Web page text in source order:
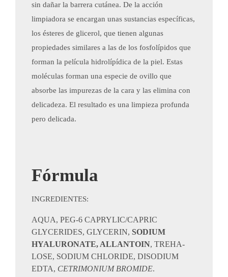
sin dañar la barrera cutánea. De la acción
limpiadora se encargan unas sustancias específicas,
los ésteres de glicerol, que tienen algunas
propiedades similares a las de los fosfolípidos que
forman la película hidrolípídica de la piel. Estas
moléculas forman una especie de ovillo que
absorbe las impurezas de la cara y las elimina con
delicadeza. El resultado es una limpieza profunda
pero delicada.
Fórmula
INGREDIENTES:
AQUA, PEG-6 CAPRYLIC/CAPRIC
GLYCERIDES, GLYCERIN, SODIUM
HYALURONATE, ALLANTOIN, TREHA­
LOSE, SODIUM CHLORIDE, DISODIUM
EDTA, CETRIMONIUM BROMIDE.